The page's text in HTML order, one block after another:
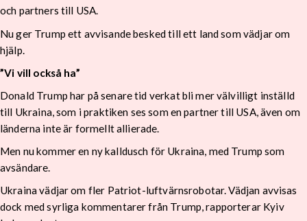
och partners till USA.
Nu ger Trump ett avvisande besked till ett land som vädjar om
hjälp.
”Vi vill också ha”
Donald Trump har på senare tid verkat bli mer välvilligt inställd
till Ukraina, som i praktiken ses som en partner till USA, även om
länderna inte är formellt allierade.
Men nu kommer en ny kalldusch för Ukraina, med Trump som
avsändare.
Ukraina vädjar om fler Patriot-luftvärnsrobotar. Vädjan avvisas
dock med syrliga kommentarer från Trump, rapporterar Kyiv